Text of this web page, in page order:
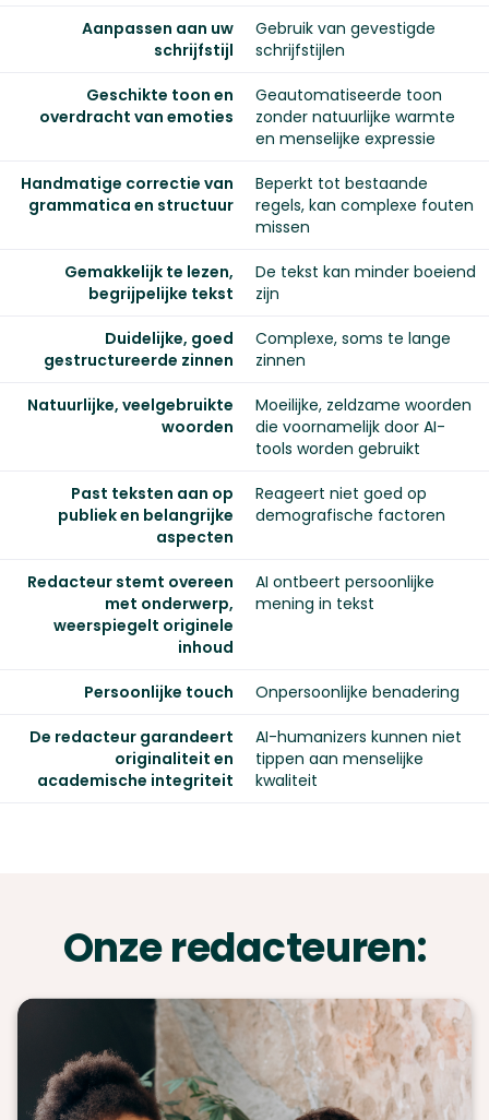
Aanpassen aan uw
schrijfstijl
Gebruik van gevestigde
schrijfstijlen
Geschikte toon en
overdracht van emoties
Geautomatiseerde toon
zonder natuurlijke warmte
en menselijke expressie
Handmatige correctie van
grammatica en structuur
Beperkt tot bestaande
regels, kan complexe fouten
missen
Gemakkelijk te lezen,
begrijpelijke tekst
De tekst kan minder boeiend
zijn
Duidelijke, goed
gestructureerde zinnen
Complexe, soms te lange
zinnen
Natuurlijke, veelgebruikte
woorden
Moeilijke, zeldzame woorden
die voornamelijk door AI-
tools worden gebruikt
Past teksten aan op
publiek en belangrijke
aspecten
Reageert niet goed op
demografische factoren
Redacteur stemt overeen
met onderwerp,
weerspiegelt originele
inhoud
AI ontbeert persoonlijke
mening in tekst
Persoonlijke touch Onpersoonlijke benadering
De redacteur garandeert
originaliteit en
academische integriteit
AI-humanizers kunnen niet
tippen aan menselijke
kwaliteit
Onze redacteuren: